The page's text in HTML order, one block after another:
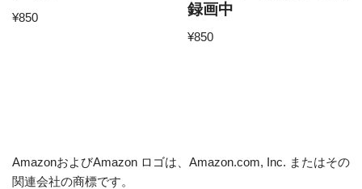
¥850
録画中
¥850
AmazonおよびAmazon ロゴは、Amazon.com, Inc. またはその
関連会社の商標です。